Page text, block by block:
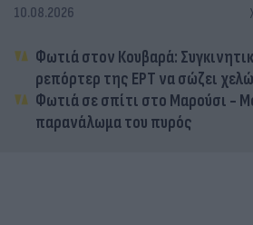
10.08.2026
Φωτιά στον Κουβαρά:
ρεπόρτερ της ΕΡΤ να σώζει
Φωτιά σε σπίτι στο Μαρούσι -
παρανάλωμα του πυρός